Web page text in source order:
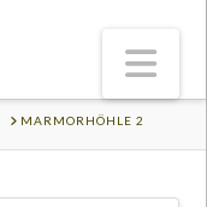
MARMORHÖHLE 2